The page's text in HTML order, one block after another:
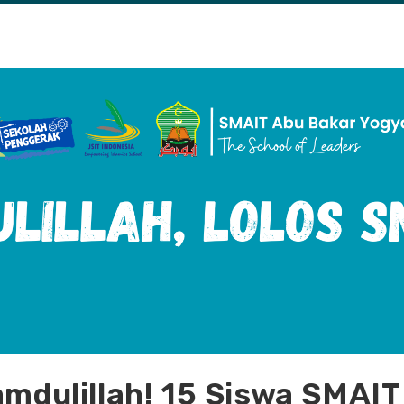
15 Siswa